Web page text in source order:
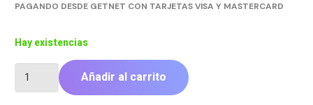
PAGANDO DESDE GETNET CON TARJETAS VISA Y MASTERCARD
Hay existencias
GAMER
RAIDMAX
Añadir al carrito